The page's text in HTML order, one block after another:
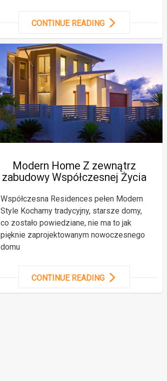
CONTINUE READING
Modern Home Z zewnątrz
zabudowy Współczesnej Życia
Współczesna Residences pełen Modern
Style Kochamy tradycyjny, starsze domy,
co zostało powiedziane, nie ma to jak
pięknie zaprojektowanym nowoczesnego
domu
CONTINUE READING